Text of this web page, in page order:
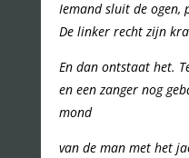
Iemand sluit de ogen,
De linker recht zijn
En dan ontstaat het.
en een zanger nog
mond
van de man met het